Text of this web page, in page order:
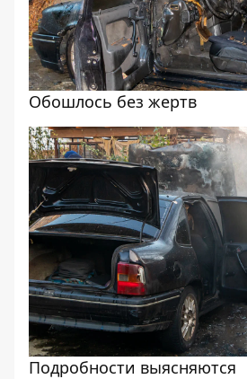
Обошлось без жертв
Подробности выясняются